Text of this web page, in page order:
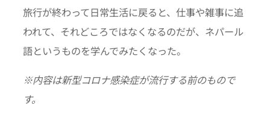
旅行が終わって日常生活に戻ると、仕事や雑事に追
われて、それどころではなくなるのだが、ネパール
語というものを学んでみたくなった。
※内容は新型コロナ感染症が流行する前のもので
す。